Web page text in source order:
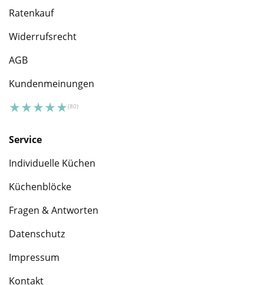
Ratenkauf
Widerrufsrecht
AGB
Kundenmeinungen
Service
Individuelle Küchen
Küchenblöcke
Fragen & Antworten
Datenschutz
Impressum
Kontakt